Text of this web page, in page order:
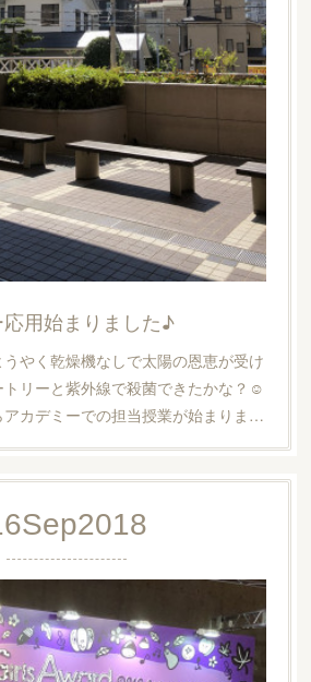
用始まりました♪
やく乾燥機なしで太陽の恩恵が受け
トリーと紫外線で殺菌できたかな？☺︎
アカデミーでの担当授業が始まりま…
Sep2018